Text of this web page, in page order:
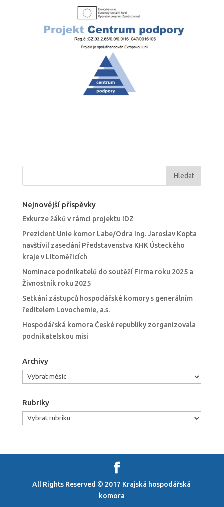
Nejnovější příspěvky
Exkurze žáků v rámci projektu IDZ
Prezident Unie komor Labe/Odra Ing. Jaroslav Kopta
navštívil zasedání Představenstva KHK Ústeckého
kraje v Litoměřicích
Nominace podnikatelů do soutěží Firma roku 2025 a
Živnostník roku 2025
Setkání zástupců hospodářské komory s generálním
ředitelem Lovochemie, a.s.
Hospodářská komora České republiky zorganizovala
podnikatelskou misi
Archivy
Archivy
Rubriky
Rubriky
All Rights Reserved © 2017 Krajská hospodářská
komora